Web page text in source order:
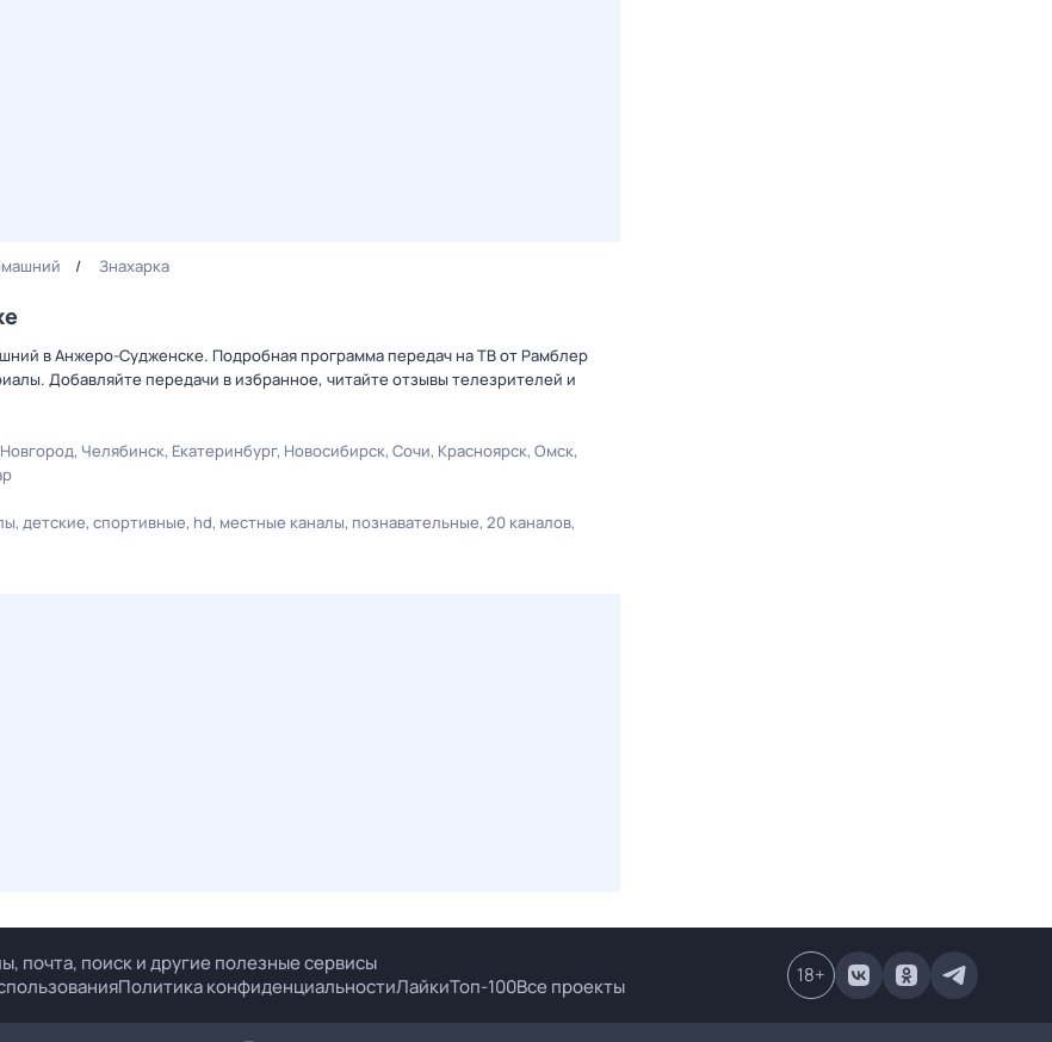
Знaхaрка
в Анжеро-Судженске. Подробная программа передач на ТВ от Рамблер
Добавляйте передачи в избранное, читайте отзывы телезрителей и
Челябинск Екатеринбург Новосибирск Сочи Красноярск Омск
детские спортивные hd местные каналы познавательные 20 каналов
почта, поиск и другие полезные сервисы
Политика конфиденциальностиЛайкиТоп-100Все проекты 18+